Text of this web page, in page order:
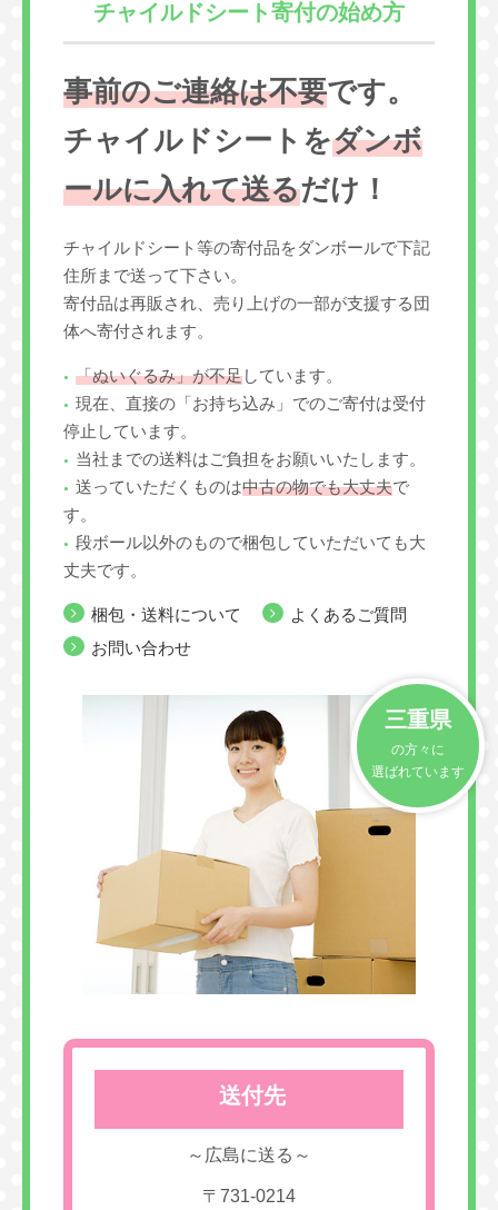
チャイルドシート寄付の始め方
事前のご連絡は不要です。
チャイルドシートをダンボ
ールに入れて送るだけ！
チャイルドシート等の寄付品をダンボールで下記
住所まで送って下さい。
寄付品は再販され、売り上げの一部が支援する団
体へ寄付されます。
「ぬいぐるみ」が不足しています。
現在、直接の「お持ち込み」でのご寄付は受付
停止しています。
当社までの送料はご負担をお願いいたします。
送っていただくものは中古の物でも大丈夫で
す。
段ボール以外のもので梱包していただいても大
丈夫です。
梱包・送料について
よくあるご質問
お問い合わせ
三重県
の方々に
選ばれています
送付先
～広島に送る～
〒731-0214